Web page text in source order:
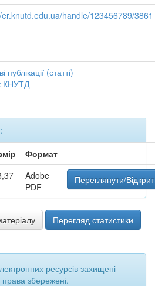
handle/123456789/3861
публікації (статті)
КНУТД
Формат
Adobe
PDF
Переглянути/
Перегляд статистики
ресурсів захищені
збережені.